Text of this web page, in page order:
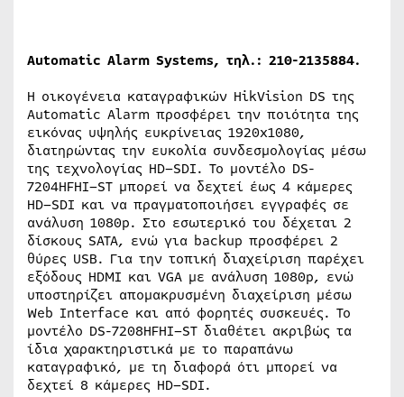
Automatic Alarm Systems, τηλ.: 210-2135884.
Η οικογένεια καταγραφικών HikVision DS της
Automatic Alarm προσφέρει την ποιότητα της
εικόνας υψηλής ευκρίνειας 1920x1080,
διατηρώντας την ευκολία συνδεσμολογίας μέσω
της τεχνολογίας HD–SDI. Το μοντέλο DS-
7204HFHI–ST μπορεί να δεχτεί έως 4 κάμερες
HD–SDI και να πραγματοποιήσει εγγραφές σε
ανάλυση 1080p. Στο εσωτερικό του δέχεται 2
δίσκους SATA, ενώ για backup προσφέρει 2
θύρες USB. Για την τοπική διαχείριση παρέχει
εξόδους HDMI και VGA με ανάλυση 1080p, ενώ
υποστηρίζει απομακρυσμένη διαχείριση μέσω
Web Interface και από φορητές συσκευές. Το
μοντέλο DS-7208HFHI–ST διαθέτει ακριβώς τα
ίδια χαρακτηριστικά με το παραπάνω
καταγραφικό, με τη διαφορά ότι μπορεί να
δεχτεί 8 κάμερες HD–SDI.